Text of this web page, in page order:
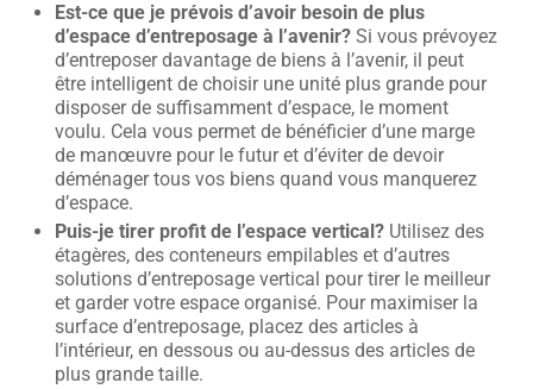
Est-ce que je prévois d’avoir besoin de plus
d’espace d’entreposage à l’avenir? Si vous prévoyez
d’entreposer davantage de biens à l’avenir, il peut
être intelligent de choisir une unité plus grande pour
disposer de suffisamment d’espace, le moment
voulu. Cela vous permet de bénéficier d’une marge
de manœuvre pour le futur et d’éviter de devoir
déménager tous vos biens quand vous manquerez
d’espace.
Puis-je tirer profit de l’espace vertical? Utilisez des
étagères, des conteneurs empilables et d’autres
solutions d’entreposage vertical pour tirer le meilleur
et garder votre espace organisé. Pour maximiser la
surface d’entreposage, placez des articles à
l’intérieur, en dessous ou au-dessus des articles de
plus grande taille.